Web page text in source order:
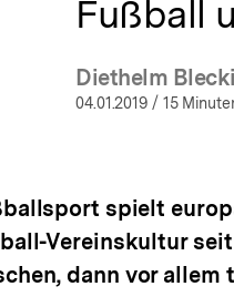
Fußball
Diethelm
04.01.2019 / 15
spielt
Vereinskultur
dann vor